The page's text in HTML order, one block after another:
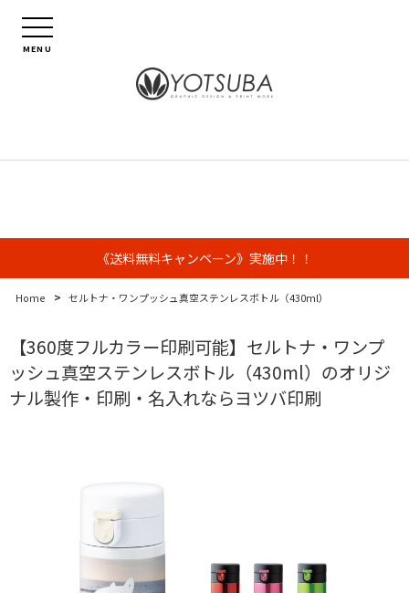
MENU
《送料無料キャンペーン》実施中！！
Home > セルトナ・ワンプッシュ真空ステンレスボトル（430ml）
【360度フルカラー印刷可能】セルトナ・ワンプ
ッシュ真空ステンレスボトル（430ml）のオリジ
ナル製作・印刷・名入れならヨツバ印刷